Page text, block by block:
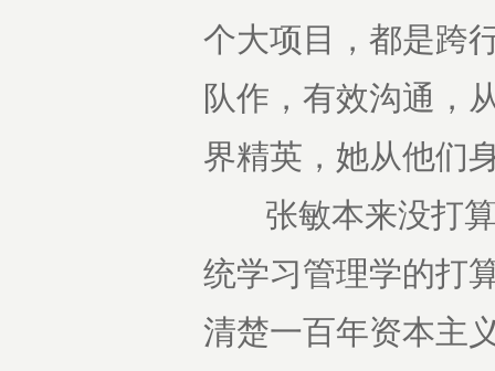
个大项目，都是跨
队作，有效沟通，
界精英，她从他们
张敏本来没打算
统学习管理学的打
清楚一百年资本主